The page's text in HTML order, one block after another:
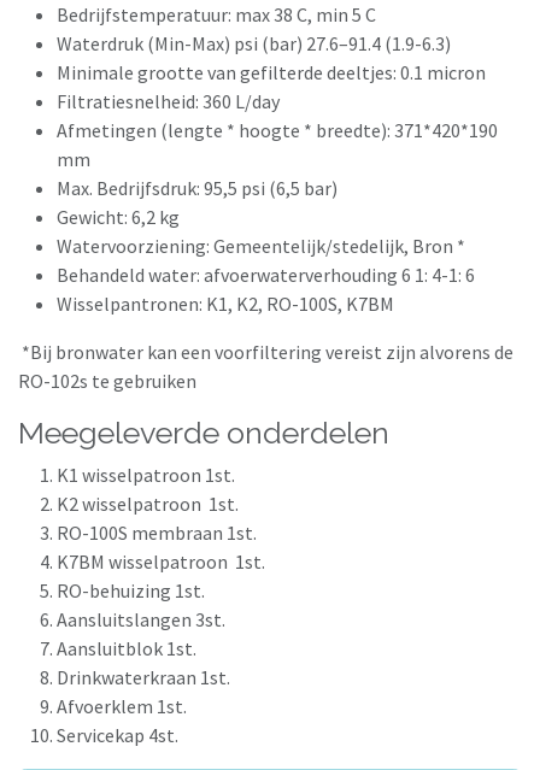
Bedrijfstemperatuur: max 38 C, min 5 C
Waterdruk (Min-Max) psi (bar) 27.6–91.4 (1.9-6.3)
Minimale grootte van gefilterde deeltjes: 0.1 micron
Filtratiesnelheid: 360 L/day
Afmetingen (lengte * hoogte * breedte): 371*420*190
mm
Max. Bedrijfsdruk: 95,5 psi (6,5 bar)
Gewicht: 6,2 kg
Watervoorziening: Gemeentelijk/stedelijk, Bron *
Behandeld water: afvoerwaterverhouding 6 1: 4-1: 6
Wisselpantronen: K1, K2, RO-100S, K7BM
*Bij bronwater kan een voorfiltering vereist zijn alvorens de
RO-102s te gebruiken
Meegeleverde onderdelen
K1 wisselpatroon 1st.
K2 wisselpatroon 1st.
RO-100S membraan 1st.
K7BM wisselpatroon 1st.
RO-behuizing 1st.
Aansluitslangen 3st.
Aansluitblok 1st.
Drinkwaterkraan 1st.
Afvoerklem 1st.
Servicekap 4st.